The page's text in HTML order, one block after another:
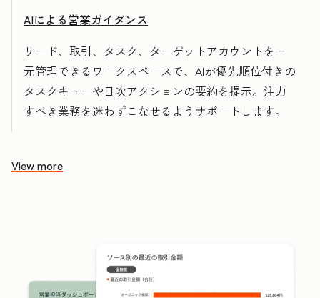
AIによる営業ガイダンス
リード、取引、タスク、ターゲットアカウントを一
元管理できるワークスペースで、AIが優先順位付きの
タスクキューや日次アクションの要約を提示。注力
すべき業務を迷わずこなせるようサポートします。
View more